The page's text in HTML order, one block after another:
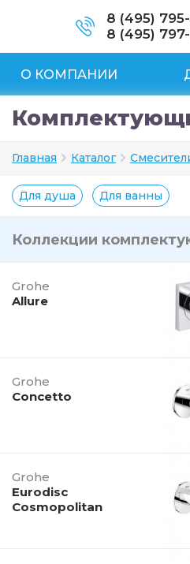
8 (495)
8 (495) 797-
О КОМПАНИИ
Главная Каталог
Для душа Для ванны
Коллекции
Grohe
Allure
Grohe
Concetto
Grohe
Eurodisc
Cosmopolitan